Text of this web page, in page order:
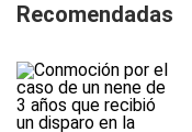
Recomendadas